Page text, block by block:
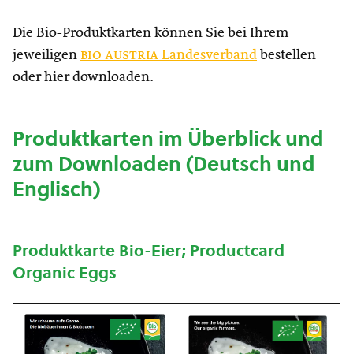
Die Bio-Produktkarten können Sie bei Ihrem
jeweiligen bio austria Landesverband bestellen
oder hier downloaden.
Produktkarten im Überblick und
zum Downloaden (Deutsch und
Englisch)
Produktkarte Bio-Eier; Productcard
Organic Eggs